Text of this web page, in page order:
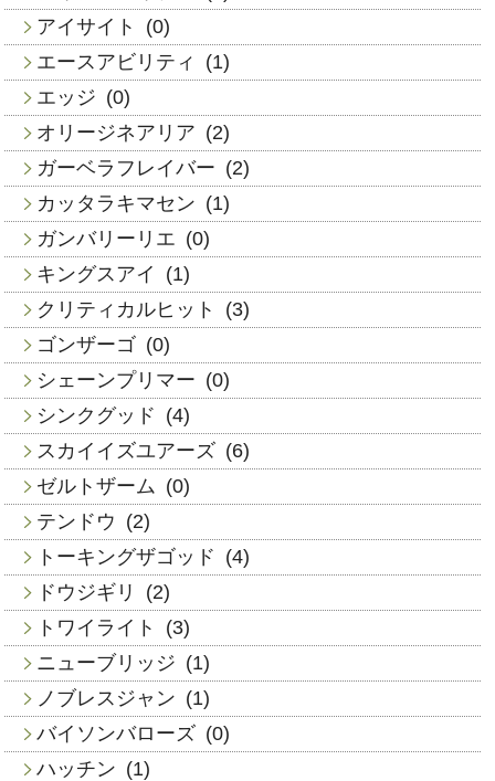
アイサイト
(0)
エースアビリティ
(1)
エッジ (0)
オリージネアリア (2)
ガーベラフレイバー (2)
カッタラキマセン (1)
ガンバリーリエ (0)
キングスアイ
(1)
クリティカルヒット
(3)
ゴンザーゴ (0)
シェーンプリマー (0)
シンクグッド (4)
スカイイズユアーズ (6)
ゼルトザーム (0)
テンドウ (2)
トーキングザゴッド (4)
ドウジギリ
(2)
トワイライト
(3)
ニューブリッジ (1)
ノブレスジャン (1)
バイソンバローズ (0)
ハッチン (1)